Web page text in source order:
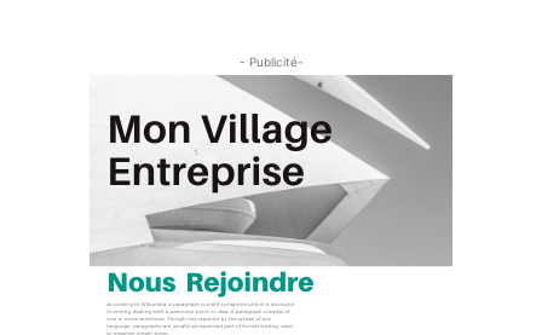
- Publicité-